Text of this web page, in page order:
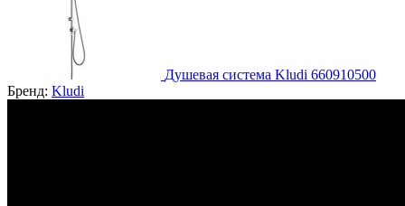
Душевая система Kludi 660910500
Бренд: Kludi